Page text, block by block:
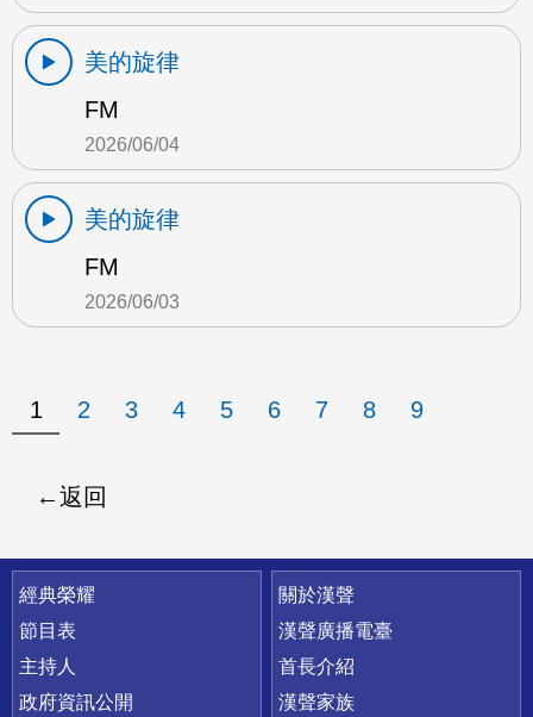
美的旋律
FM
2026/06/04
美的旋律
FM
2026/06/03
1 2 3 4 5 6 7 8 9
返回
快速連結
經典榮耀
節目表
主持人
政府資訊公開
關於漢聲
漢聲廣播電臺
首長介紹
漢聲家族